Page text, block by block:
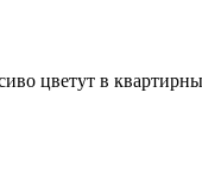
цветут в